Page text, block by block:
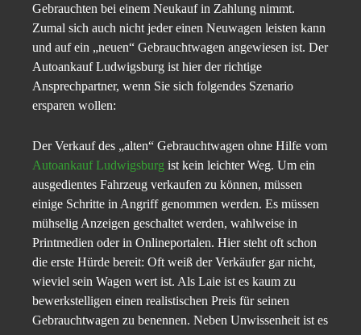
Gebrauchten bei einem Neukauf in Zahlung nimmt.
Zumal sich auch nicht jeder einen Neuwagen leisten kann
und auf ein „neuen“ Gebrauchtwagen angewiesen ist. Der
Autoankauf Ludwigsburg ist hier der richtige
Ansprechpartner, wenn Sie sich folgendes Szenario
ersparen wollen:
Der Verkauf des „alten“ Gebrauchtwagen ohne Hilfe vom
Autoankauf Ludwigsburg ist kein leichter Weg. Um ein
ausgedientes Fahrzeug verkaufen zu können, müssen
einige Schritte in Angriff genommen werden. Es müssen
mühselig Anzeigen geschaltet werden, wahlweise in
Printmedien oder in Onlineportalen. Hier steht oft schon
die erste Hürde bereit: Oft weiß der Verkäufer gar nicht,
wieviel sein Wagen wert ist. Als Laie ist es kaum zu
bewerkstelligen einen realistischen Preis für seinen
Gebrauchtwagen zu benennen. Neben Unwissenheit ist es